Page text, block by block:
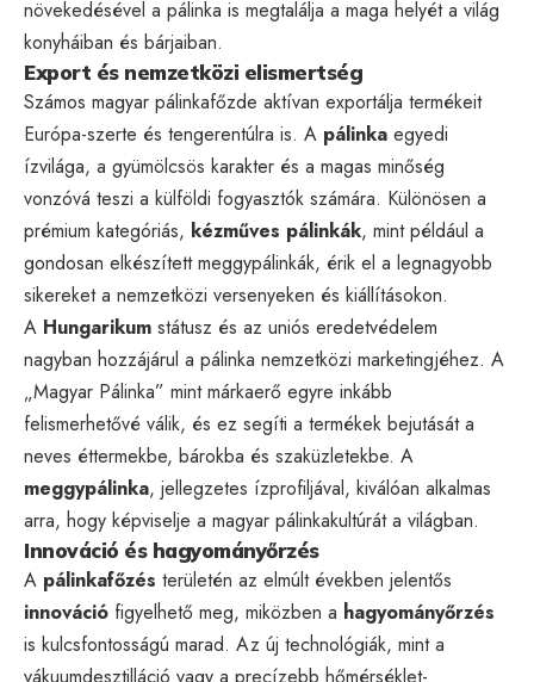
növekedésével a pálinka is megtalálja a maga helyét a világ
konyháiban és bárjaiban.
Export és nemzetközi elismertség
Számos magyar pálinkafőzde aktívan exportálja termékeit
Európa-szerte és tengerentúlra is. A pálinka egyedi
ízvilága, a gyümölcsös karakter és a magas minőség
vonzóvá teszi a külföldi fogyasztók számára. Különösen a
prémium kategóriás, kézműves pálinkák, mint például a
gondosan elkészített meggypálinkák, érik el a legnagyobb
sikereket a nemzetközi versenyeken és kiállításokon.
A Hungarikum státusz és az uniós eredetvédelem
nagyban hozzájárul a pálinka nemzetközi marketingjéhez. A
„Magyar Pálinka” mint márkaerő egyre inkább
felismerhetővé válik, és ez segíti a termékek bejutását a
neves éttermekbe, bárokba és szaküzletekbe. A
meggypálinka, jellegzetes ízprofiljával, kiválóan alkalmas
arra, hogy képviselje a magyar pálinkakultúrát a világban.
Innováció és hagyományőrzés
A pálinkafőzés területén az elmúlt években jelentős
innováció figyelhető meg, miközben a hagyományőrzés
is kulcsfontosságú marad. Az új technológiák, mint a
vákuumdesztilláció vagy a precízebb hőmérséklet-